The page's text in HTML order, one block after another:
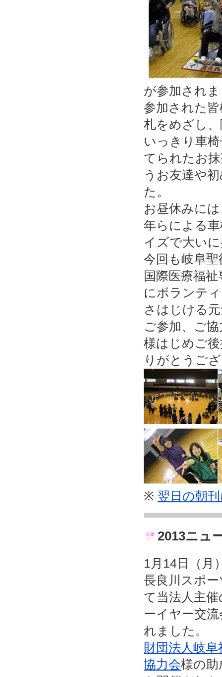
が参加され
参加された
札をめざし
いっきり車
てられたお
うお友達や
た。
お昼休みに
年らによる
イズで大い
今回も岐阜
国際医療福
にボランテ
さはじける
ご参加、ご
様はじめご
りがとうご
※ 翌日の朝
2013ニュ
1月14日（月
長良川スポ
て当法人主
ーイヤー交
れました。
財団法人岐
協力会様の